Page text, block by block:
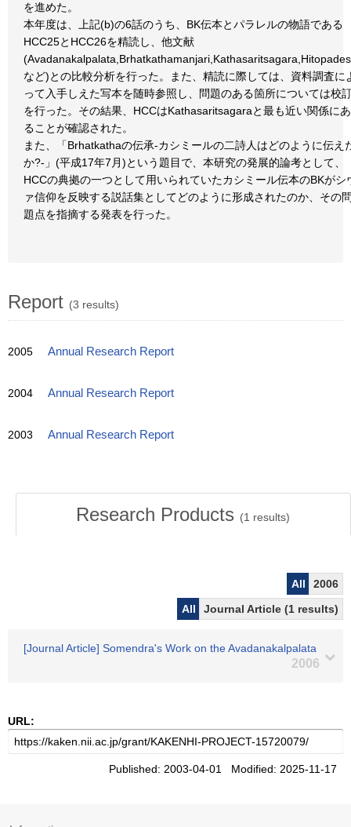
を進めた。
本年度は、上記(b)の6話のうち、BK伝本とパラレルの物語である
HCC25とHCC26を精読し、他文献
など)との比較分析を行った。また、精読に際しては、資料調査に
って入手しえた写本を随時参照し、問題のある箇所については校
を行った。その結果、HCCはKathasaritsagaraと最も近い関係にあ
ることが確認された。
また、「Brhatkathaの伝承-カシミールの二詩人はどのように伝え
か?-」(平成17年7月)という題目で、本研究の発展的論考として、
HCCの典拠の一つとして用いられていたカシミール伝本のBKがシ
ァ信仰を反映する説話集としてどのように形成されたのか、その
題点を指摘する発表を行った。
Report (3 results)
2005 Annual Research Report
2004 Annual Research Report
2003 Annual Research Report
Research Products (1 results)
All
2006
All
Journal Article (1 results)
[Journal Article] Somendra's Work on the Avadanakalpalata
2006
URL:
Published: 2003-04-01 Modified: 2025-11-17